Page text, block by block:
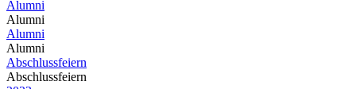
Alumni
Alumni
Alumni
Alumni
Abschlussfeiern
Abschlussfeiern